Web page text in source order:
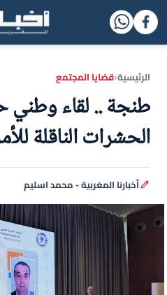
الرئيسية‹قضايا المجتمع
طنجة .. لقاء
الحشرات الناقلة
أخبارنا المغربية - محمد اسليم